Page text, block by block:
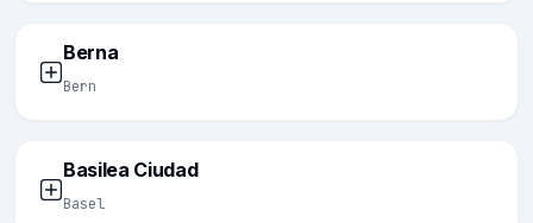
Berna
Bern
Basilea Ciudad
Basel